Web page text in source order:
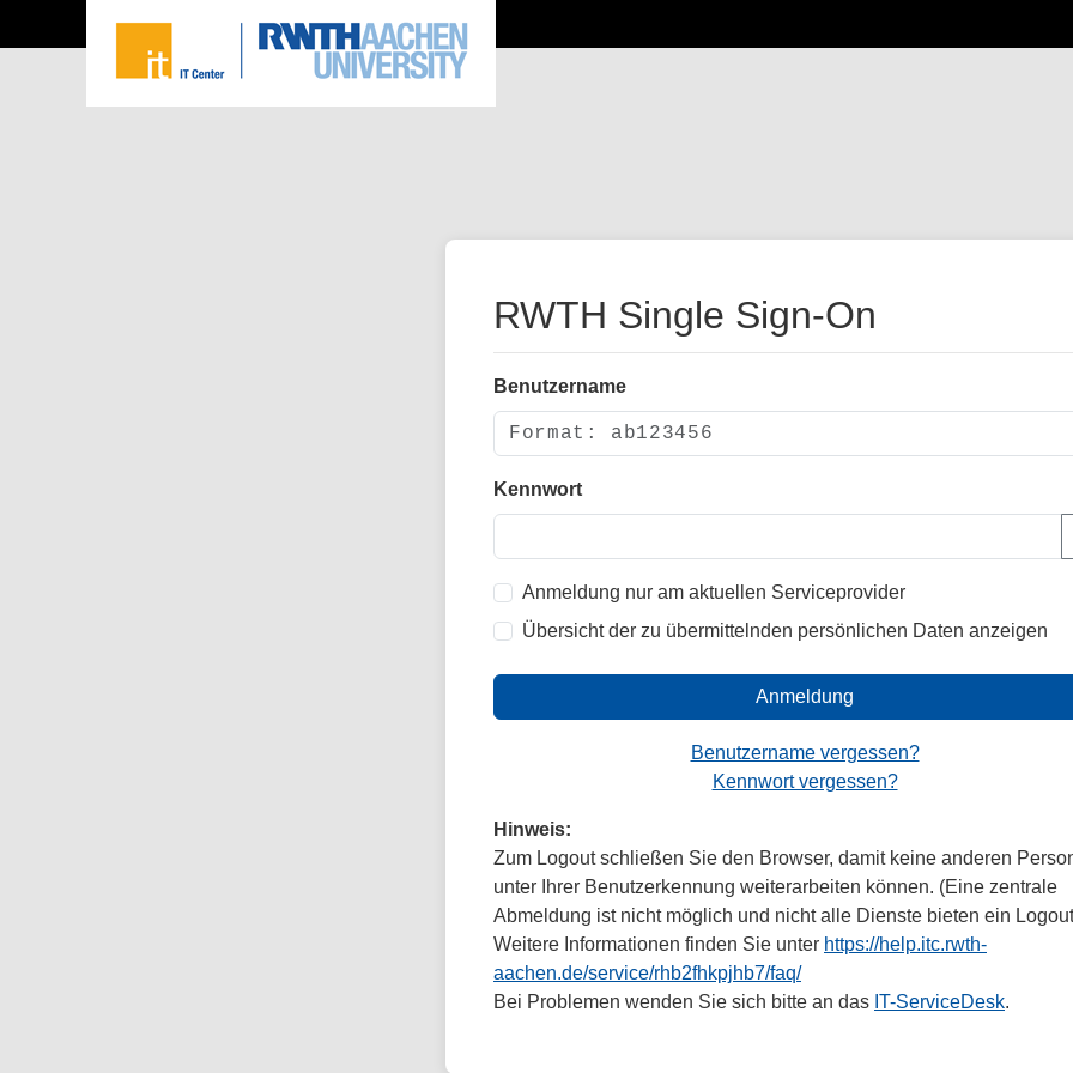
RWTH Single Sign-On
Benutzername
Kennwort
Anmeldung nur am aktuellen Serviceprovider
Übersicht der zu übermittelnden persönlichen Daten anzeigen
Anmeldung
Benutzername vergessen?
Kennwort vergessen?
Hinweis:
Zum Logout schließen Sie den Browser, damit keine anderen
unter Ihrer Benutzerkennung weiterarbeiten können. (Eine zentrale
Abmeldung ist nicht möglich und nicht alle Dienste bieten ein
Weitere Informationen finden Sie unter https://help.itc.rwth-
aachen.de/service/rhb2fhkpjhb7/faq/
Bei Problemen wenden Sie sich bitte an das IT-ServiceDesk.